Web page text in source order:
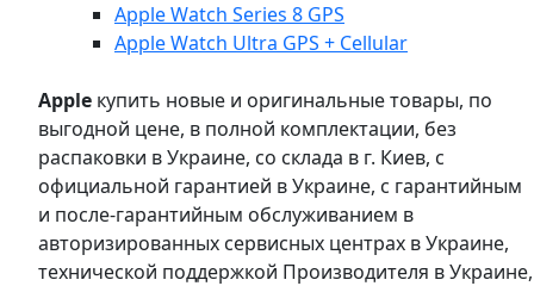
Apple Watch Series 8 GPS
Apple Watch Ultra GPS + Cellular
Apple купить новые и оригинальные товары, по
выгодной цене, в полной комплектации, без
распаковки в Украине, со склада в г. Киев, с
официальной гарантией в Украине, с гарантийным
и после-гарантийным обслуживанием в
авторизированных сервисных центрах в Украине,
технической поддержкой Производителя в Украине,